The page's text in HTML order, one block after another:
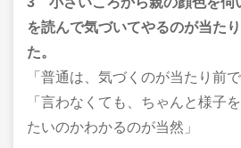
を読んで気づいてやるのが当た
た。
「普通は、気づくのが当たり前で
「言わなくても、ちゃんと様子
たいのかわかるのが当然」